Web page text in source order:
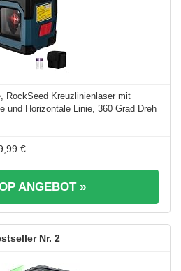
RockSeed Kreuzlinienlaser mit
und Horizontale Linie, 360 Grad Dreh
€
ANGEBOT »
2